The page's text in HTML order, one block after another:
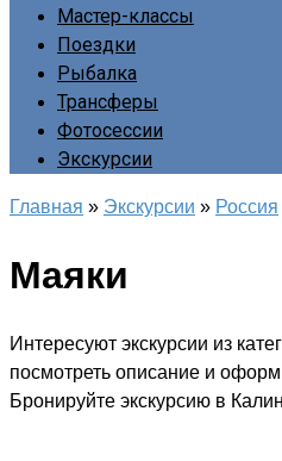
Мастер-классы
Поездки
Рыбалка
Трансферы
Фотосессии
Экскурсии
Главная » Экскурсии » Россия
Маяки
Интересуют экскурсии из
посмотреть описание и
Бронируйте экскурсию в